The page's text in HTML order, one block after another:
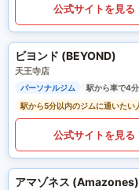
公式サイトを見る
ビヨンド (BEYOND)
天王寺店
パーソナルジム
駅から車で4分
駅から5分以内のジムに通いたい
公式サイトを見る
アマゾネス (Amazones)